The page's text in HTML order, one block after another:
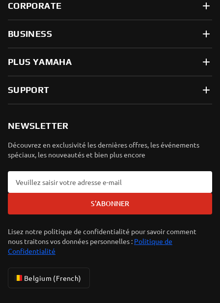
CORPORATE
BUSINESS
PLUS YAMAHA
SUPPORT
NEWSLETTER
Découvrez en exclusivité les dernières offres, les événements
spéciaux, les nouveautés et bien plus encore
S'ABONNER
Lisez notre politique de confidentialité pour savoir comment
nous traitons vos données personnelles : Politique de
Confidentialité
Belgium (French)